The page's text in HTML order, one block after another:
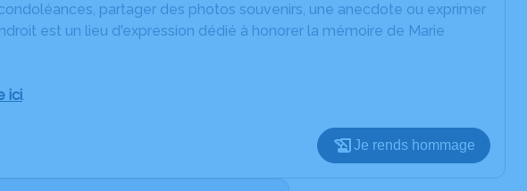
partager des photos souvenirs, une anecdote ou exprimer
est un lieu d'expression dédié à honorer la mémoire de Marie
ici.
Je rends hommage